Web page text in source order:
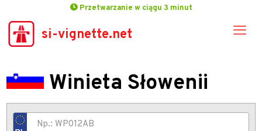
Przetwarzanie w ciągu 3 minut
si-vignette.net
Winieta Słowenii